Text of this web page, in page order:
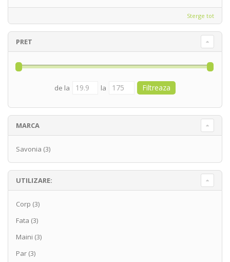
Sterge tot
PRET
de la la
MARCA
Savonia (3)
UTILIZARE:
Corp (3)
Fata (3)
Maini (3)
Par (3)